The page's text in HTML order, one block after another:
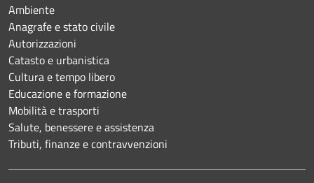
Ambiente
Anagrafe e stato civile
Autorizzazioni
Catasto e urbanistica
Cultura e tempo libero
Educazione e formazione
Mobilità e trasporti
Salute, benessere e assistenza
Tributi, finanze e contravvenzioni